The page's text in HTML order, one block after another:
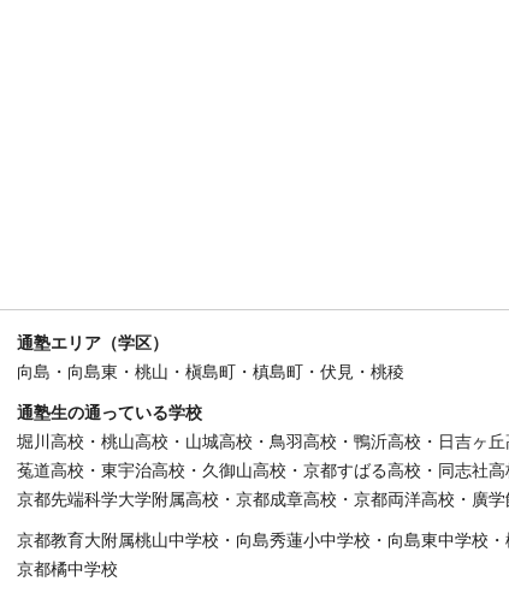
通塾エリア（学区）
向島・向島東・桃山・槇島町・槙島町・伏見・桃稜
通塾生の通っている学校
堀川高校・桃山高校・山城高校・鳥羽高校・鴨沂高校・日吉ヶ
菟道高校・東宇治高校・久御山高校・京都すばる高校・同志社
京都先端科学大学附属高校・京都成章高校・京都両洋高校・廣
京都教育大附属桃山中学校・向島秀蓮小中学校・向島東中学校
京都橘中学校